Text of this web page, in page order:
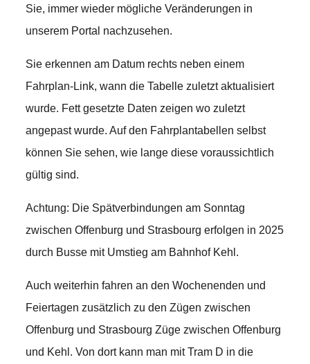
Sie, immer wieder mögliche Veränderungen in
unserem Portal nachzusehen.
Sie erkennen am Datum rechts neben einem
Fahrplan-Link, wann die Tabelle zuletzt aktualisiert
wurde. Fett gesetzte Daten zeigen wo zuletzt
angepast wurde. Auf den Fahrplantabellen selbst
können Sie sehen, wie lange diese voraussichtlich
gültig sind.
Achtung: Die Spätverbindungen am Sonntag
zwischen Offenburg und Strasbourg erfolgen in 2025
durch Busse mit Umstieg am Bahnhof Kehl.
Auch weiterhin fahren an den Wochenenden und
Feiertagen zusätzlich zu den Zügen zwischen
Offenburg und Strasbourg Züge zwischen Offenburg
und Kehl. Von dort kann man mit Tram D in die